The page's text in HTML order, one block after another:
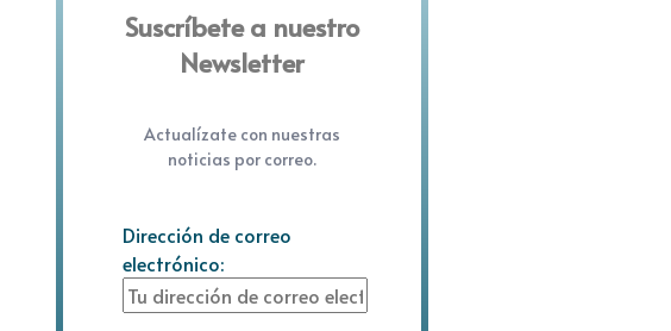
Suscríbete a nuestro
Newsletter
Actualízate con nuestras
noticias por correo.
Dirección de correo
electrónico: